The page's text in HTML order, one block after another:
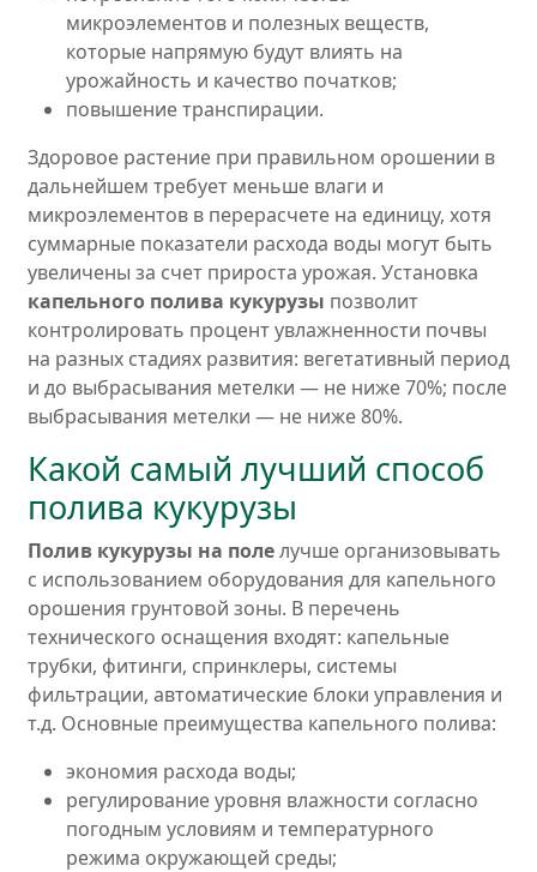
микроэлементов и полезных веществ,
которые напрямую будут влиять на
урожайность и качество початков;
повышение транспирации.
Здоровое растение при правильном орошении в
дальнейшем требует меньше влаги и
микроэлементов в перерасчете на единицу, хотя
суммарные показатели расхода воды могут быть
увеличены за счет прироста урожая. Установка
капельного полива кукурузы позволит
контролировать процент увлажненности почвы
на разных стадиях развития: вегетативный период
и до выбрасывания метелки — не ниже 70%; после
выбрасывания метелки — не ниже 80%.
Какой самый лучший способ
полива кукурузы
Полив кукурузы на полелучше организовывать
с использованием оборудования для капельного
орошения грунтовой зоны. В перечень
технического оснащения входят: капельные
трубки, фитинги, спринклеры, системы
фильтрации, автоматические блоки управления и
т.д. Основные преимущества капельного полива:
экономия расхода воды;
регулирование уровня влажности согласно
погодным условиям и температурного
режима окружающей среды;